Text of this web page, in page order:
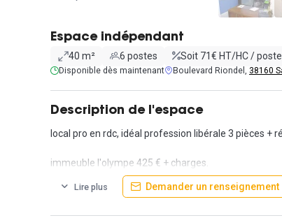
Espace indépendant
40 m² 6 postes Soit 71€ HT/HC /
Disponible dès maintenant Boulevard Riondel, 38160
Description de l'espace
local pro en rdc, idéal profession libérale 3 pièces +
immeuble l'olympe 425 € + charges.
Lire plus Demander un renseignement